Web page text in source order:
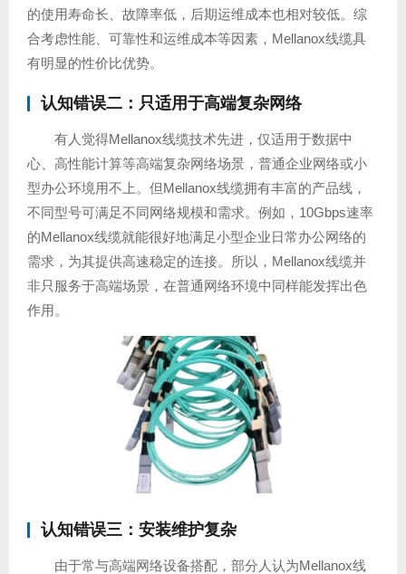
的使用寿命长、故障率低，后期运维成本也相对较低。综
合考虑性能、可靠性和运维成本等因素，Mellanox线缆具
有明显的性价比优势。
认知错误二：只适用于高端复杂网络
有人觉得Mellanox线缆技术先进，仅适用于数据中
心、高性能计算等高端复杂网络场景，普通企业网络或小
型办公环境用不上。但Mellanox线缆拥有丰富的产品线，
不同型号可满足不同网络规模和需求。例如，10Gbps速率
的Mellanox线缆就能很好地满足小型企业日常办公网络的
需求，为其提供高速稳定的连接。所以，Mellanox线缆并
非只服务于高端场景，在普通网络环境中同样能发挥出色
作用。
认知错误三：安装维护复杂
由于常与高端网络设备搭配，部分人认为Mellanox线